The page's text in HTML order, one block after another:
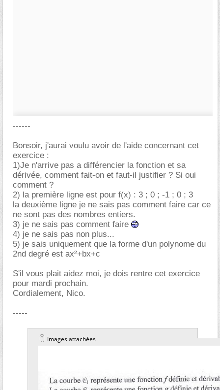
------
Bonsoir, j'aurai voulu avoir de l'aide concernant cet
exercice :
1)Je n'arrive pas a différencier la fonction et sa
dérivée, comment fait-on et faut-il justifier ? Si oui
comment ?
2) la première ligne est pour f(x) : 3 ; 0 ; -1 ; 0 ; 3
la deuxième ligne je ne sais pas comment faire car ce
ne sont pas des nombres entiers.
3) je ne sais pas comment faire
4) je ne sais pas non plus...
5) je sais uniquement que la forme d'un polynome du
2nd degré est ax²+bx+c
S'il vous plait aidez moi, je dois rentre cet exercice
pour mardi prochain.
Cordialement, Nico.
-----
Images attachées